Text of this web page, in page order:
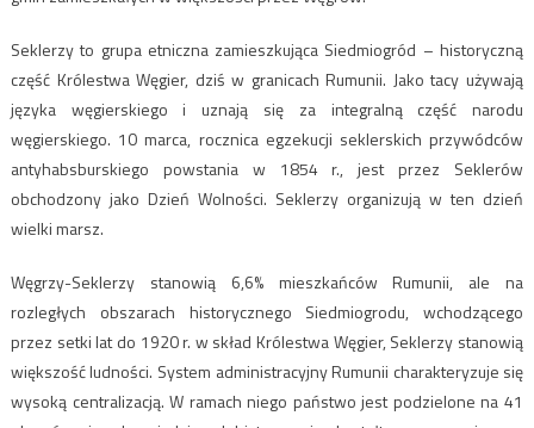
Seklerzy to grupa etniczna zamieszkująca Siedmiogród – historyczną
część Królestwa Węgier, dziś w granicach Rumunii. Jako tacy używają
języka węgierskiego i uznają się za integralną część narodu
węgierskiego. 10 marca, rocznica egzekucji seklerskich przywódców
antyhabsburskiego powstania w 1854 r., jest przez Seklerów
obchodzony jako Dzień Wolności. Seklerzy organizują w ten dzień
wielki marsz.
Węgrzy-Seklerzy stanowią 6,6% mieszkańców Rumunii, ale na
rozległych obszarach historycznego Siedmiogrodu, wchodzącego
przez setki lat do 1920 r. w skład Królestwa Węgier, Seklerzy stanowią
większość ludności. System administracyjny Rumunii charakteryzuje się
wysoką centralizacją. W ramach niego państwo jest podzielone na 41